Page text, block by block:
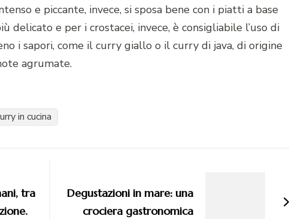
e piccante, invece, si sposa bene con i piatti a base
delicato e per i crostacei, invece, è consigliabile l’uso di
i sapori, come il curry giallo o il curry di java, di origine
agrumate.
in cucina
tra
Degustazioni in mare: una
crociera gastronomica